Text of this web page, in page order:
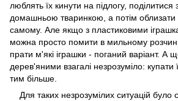
люблять їх кинути на підлогу,
домашньою тваринкою, а потім облизати
самому. Але якщо з пластиковими
можна просто помити в мильному
прати м'які іграшки - поганий варіант. А
дерев'яними взагалі незрозуміло:
тим більше.
Для таких незрозумілих ситуацій